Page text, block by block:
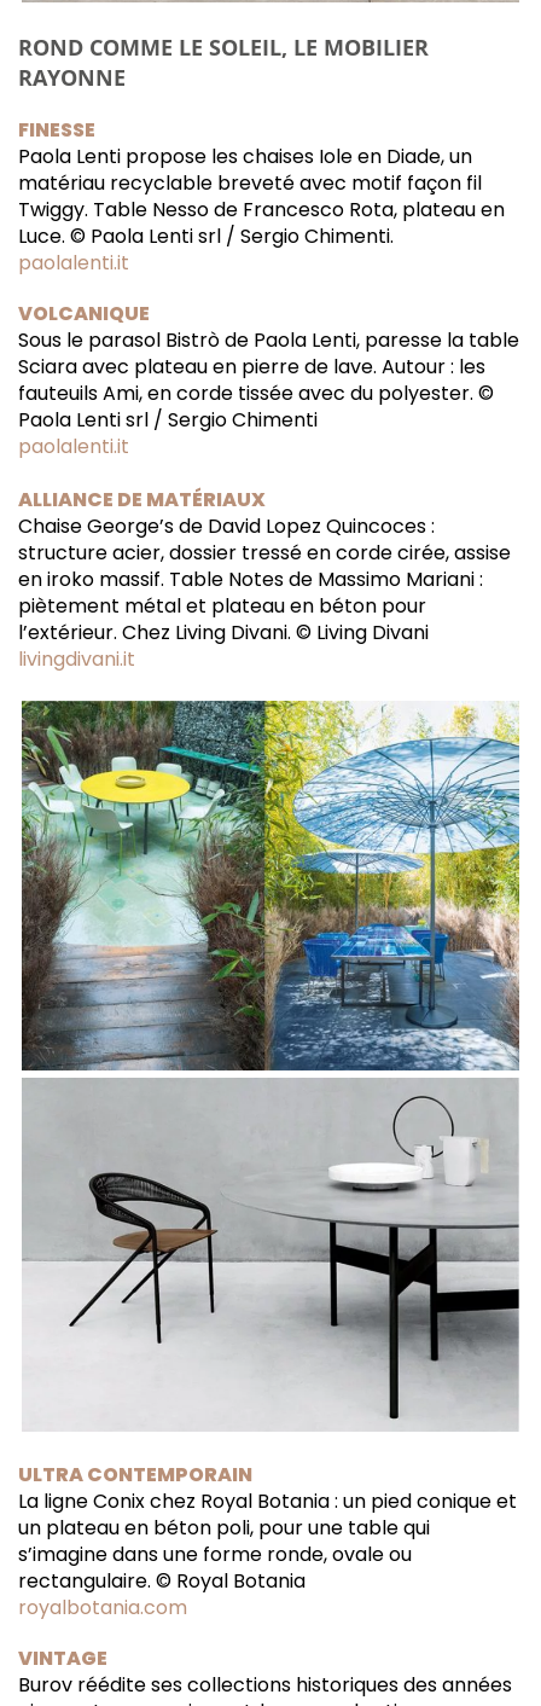
ROND COMME LE SOLEIL, LE MOBILIER
RAYONNE
FINESSE
Paola Lenti propose les chaises Iole en Diade, un
matériau recyclable breveté avec motif façon fil
Twiggy. Table Nesso de Francesco Rota, plateau en
Luce. © Paola Lenti srl / Sergio Chimenti.
paolalenti.it
VOLCANIQUE
Sous le parasol Bistrò de Paola Lenti, paresse la table
Sciara avec plateau en pierre de lave. Autour : les
fauteuils Ami, en corde tissée avec du polyester. ©
Paola Lenti srl / Sergio Chimenti
paolalenti.it
ALLIANCE DE MATÉRIAUX
Chaise George’s de David Lopez Quincoces :
structure acier, dossier tressé en corde cirée, assise
en iroko massif. Table Notes de Massimo Mariani :
piètement métal et plateau en béton pour
l’extérieur. Chez Living Divani. © Living Divani
livingdivani.it
ULTRA CONTEMPORAIN
La ligne Conix chez Royal Botania : un pied conique et
un plateau en béton poli, pour une table qui
s’imagine dans une forme ronde, ovale ou
rectangulaire. © Royal Botania
royalbotania.com
VINTAGE
Burov réédite ses collections historiques des années